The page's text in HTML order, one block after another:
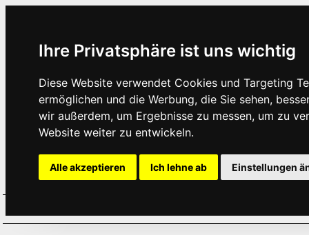
Ihre Privatsphäre ist uns wichtig
Diese Website verwendet Cookies und Targeting
ermöglichen und die Werbung, die Sie sehen,
wir außerdem, um Ergebnisse zu messen, um zu
Website weiter zu entwickeln.
Alle akzeptieren Ich lehne ab Einstellungen